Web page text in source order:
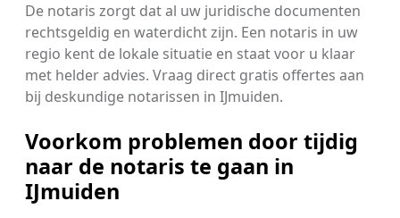
De notaris zorgt dat al uw juridische documenten
rechtsgeldig en waterdicht zijn. Een notaris in uw
regio kent de lokale situatie en staat voor u klaar
met helder advies. Vraag direct gratis offertes aan
bij deskundige notarissen in IJmuiden.
Voorkom problemen door tijdig
naar de notaris te gaan in
IJmuiden